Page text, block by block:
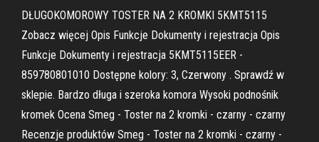
DŁUGOKOMOROWY TOSTER NA 2 KROMKI 5KMT5115
Zobacz więcej Opis Funkcje Dokumenty i rejestracja Opis
Funkcje Dokumenty i rejestracja 5KMT5115EER -
859780801010 Dostępne kolory: 3, Czerwony . Sprawdź w
sklepie. Bardzo długa i szeroka komora Wysoki podnośnik
kromek Ocena Smeg - Toster na 2 kromki - czarny - czarny
Recenzje produktów Smeg - Toster na 2 kromki - czarny -